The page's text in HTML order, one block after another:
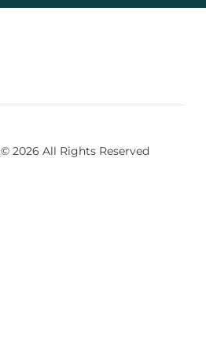
© 2026 All Rights Reserved